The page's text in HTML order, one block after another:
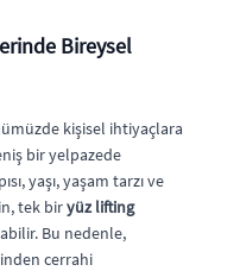
Bireysel
kişisel ihtiyaçlara
bir yelpazede
yaşı, yaşam tarzı ve
tek biryüz lifting
Bu nedenle,
cerrahi